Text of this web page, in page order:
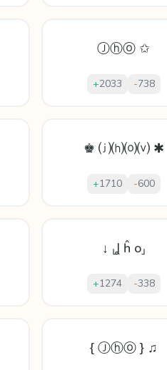
Ⓙⓗⓞ ✩
+2033 -738
♚ ⒥⒣⒪⒱ ✱
+1710 -600
↓ ⸤Ʝ ĥ o⸥
+1274 -338
{ Ⓙⓗⓞ } ♫